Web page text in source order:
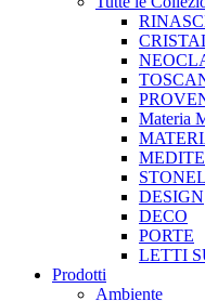
Materia
DESIGN
DECO
PORTE
LETTI
Prodotti
Ambiente